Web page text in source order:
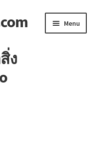
ง
Menu